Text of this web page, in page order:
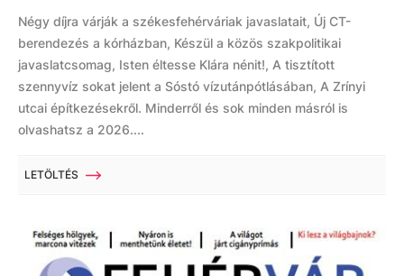
Négy díjra várják a székesfehérváriak javaslatait, Új CT-
berendezés a kórházban, Készül a közös szakpolitikai
javaslatcsomag, Isten éltesse Klára nénit!, A tisztított
szennyvíz sokat jelent a Sóstó vízutánpótlásában, A Zrínyi
utcai építkezésekről. Minderről és sok minden másról is
olvashatsz a 2026....
LETÖLTÉS